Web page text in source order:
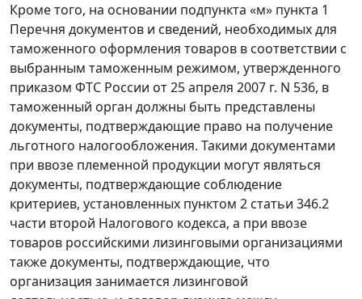
Кроме того, на основании подпункта «м» пункта 1
Перечня документов и сведений, необходимых для
таможенного оформления товаров в соответствии с
выбранным таможенным режимом, утвержденного
приказом ФТС России от 25 апреля 2007 г. N 536, в
таможенный орган должны быть представлены
документы, подтверждающие право на получение
льготного налогообложения. Такими документами
при ввозе племенной продукции могут являться
документы, подтверждающие соблюдение
критериев, установленных пунктом 2 статьи 346.2
части второй Налогового кодекса, а при ввозе
товаров российскими лизинговыми организациями
также документы, подтверждающие, что
организация занимается лизинговой